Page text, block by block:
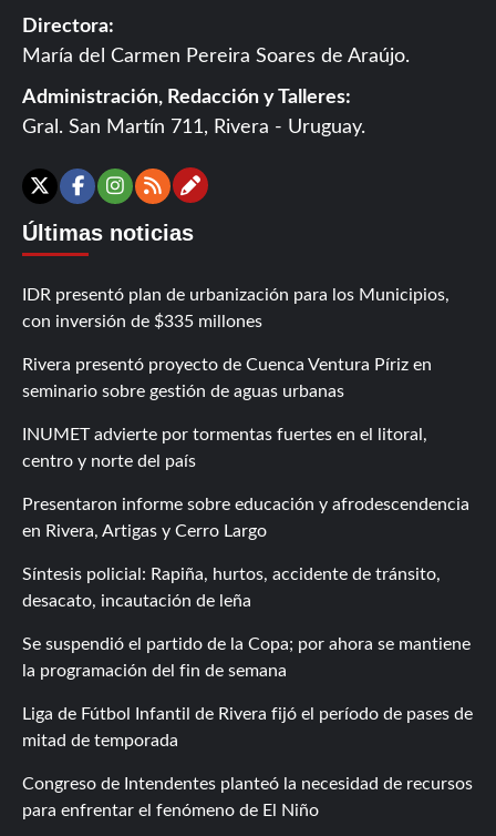
Directora:
María del Carmen Pereira Soares de Araújo.
Administración, Redacción y Talleres:
Gral. San Martín 711, Rivera - Uruguay.
X Facebook
Instagram
RSSContáctanos
Últimas noticias
IDR presentó plan de urbanización para los Municipios,
con inversión de $335 millones
Rivera presentó proyecto de Cuenca Ventura Píriz en
seminario sobre gestión de aguas urbanas
INUMET advierte por tormentas fuertes en el litoral,
centro y norte del país
Presentaron informe sobre educación y afrodescendencia
en Rivera, Artigas y Cerro Largo
Síntesis policial: Rapiña, hurtos, accidente de tránsito,
desacato, incautación de leña
Se suspendió el partido de la Copa; por ahora se mantiene
la programación del fin de semana
Liga de Fútbol Infantil de Rivera fijó el período de pases de
mitad de temporada
Congreso de Intendentes planteó la necesidad de recursos
para enfrentar el fenómeno de El Niño